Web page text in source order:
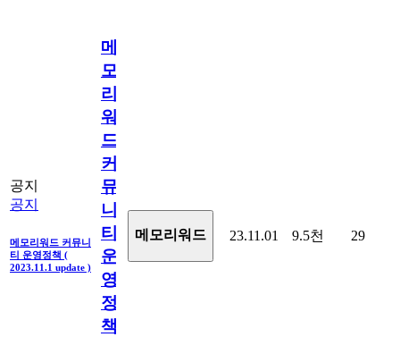
공지
공지
메모리워드 커뮤니
티 운영정책 (
2023.11.1 update )
메
모
리
워
드
커
뮤
니
티
운
영
정
책
메모리워드 23.11.01 9.5천 29